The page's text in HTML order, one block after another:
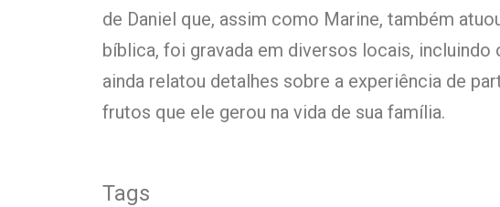
de Daniel que, assim como Marine, também
bíblica, foi gravada em diversos locais, incluindo
ainda relatou detalhes sobre a experiência de
frutos que ele gerou na vida de sua família.
Tags